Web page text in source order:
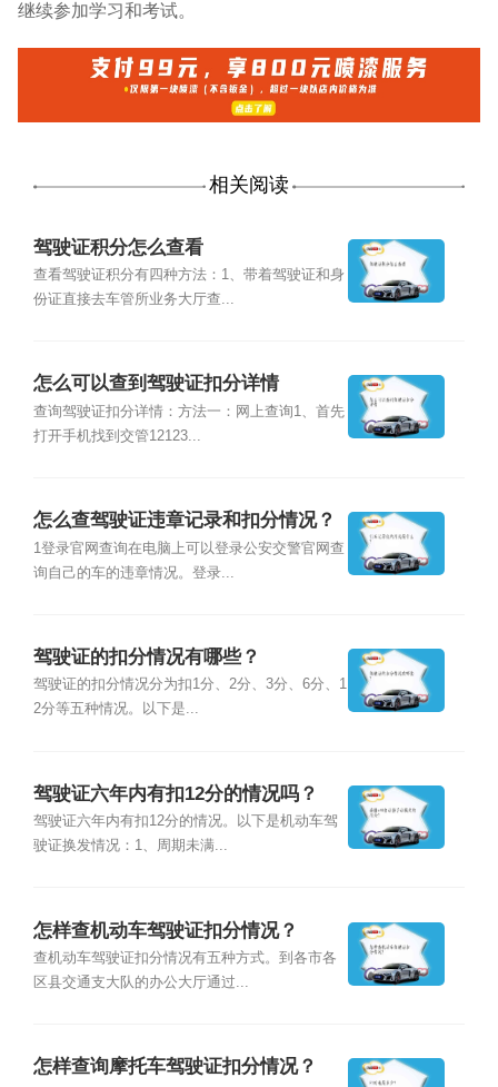
继续参加学习和考试。
相关阅读
驾驶证积分怎么查看
查看驾驶证积分有四种方法：1、带着驾驶证和身
份证直接去车管所业务大厅查...
怎么可以查到驾驶证扣分详情
查询驾驶证扣分详情：方法一：网上查询1、首先
打开手机找到交管12123...
怎么查驾驶证违章记录和扣分情况？
1登录官网查询在电脑上可以登录公安交警官网查
询自己的车的违章情况。登录...
驾驶证的扣分情况有哪些？
驾驶证的扣分情况分为扣1分、2分、3分、6分、1
2分等五种情况。以下是...
驾驶证六年内有扣12分的情况吗？
驾驶证六年内有扣12分的情况。以下是机动车驾
驶证换发情况：1、周期未满...
怎样查机动车驾驶证扣分情况？
查机动车驾驶证扣分情况有五种方式。到各市各
区县交通支大队的办公大厅通过...
怎样查询摩托车驾驶证扣分情况？